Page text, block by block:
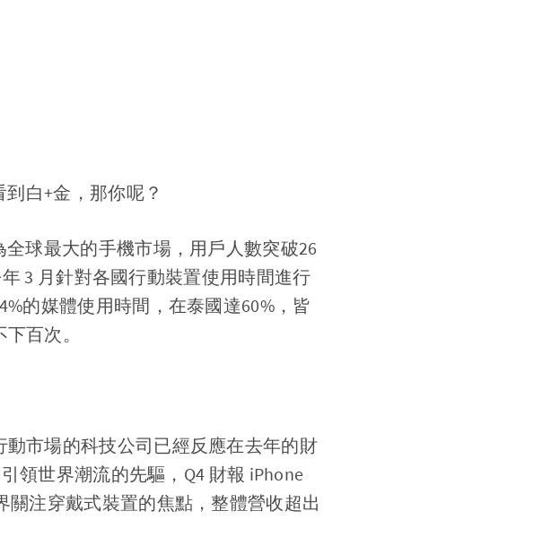
白+金，那你呢？
全球最大的手機市場，用戶人數突破26
3 月針對各國行動裝置使用時間進行
的媒體使用時間，在泰國達60%，皆
百次。
市場的科技公司已經反應在去年的財
領世界潮流的先驅，Q4 財報 iPhone
關注穿戴式裝置的焦點，整體營收超出